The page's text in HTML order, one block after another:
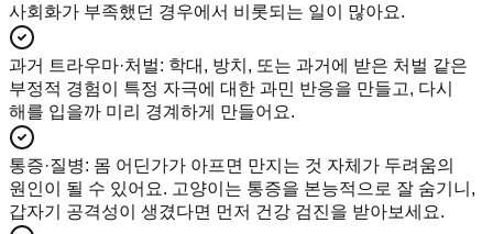
사회화가 부족했던 경우에서 비롯되는 일이 많아요.
과거 트라우마·처벌: 학대, 방치, 또는 과거에 받은 처벌 같은
부정적 경험이 특정 자극에 대한 과민 반응을 만들고, 다시
해를 입을까 미리 경계하게 만들어요.
통증·질병: 몸 어딘가가 아프면 만지는 것 자체가 두려움의
원인이 될 수 있어요. 고양이는 통증을 본능적으로 잘 숨기니,
갑자기 공격성이 생겼다면 먼저 건강 검진을 받아보세요.